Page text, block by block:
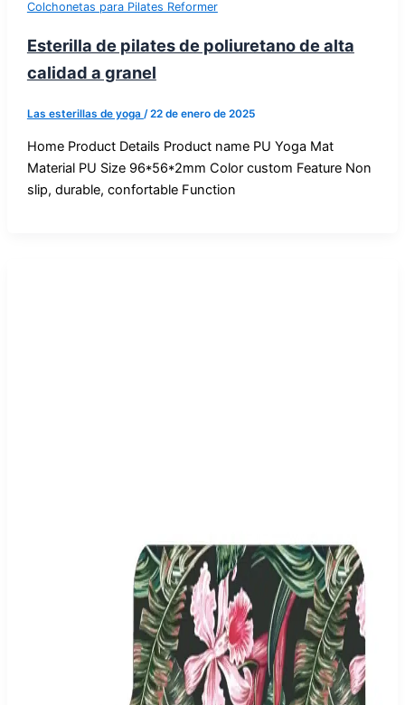
Colchonetas para Pilates Reformer
Esterilla de pilates de poliuretano de alta
calidad a granel
Las esterillas de yoga /22 de enero de 2025
Home Product Details Product name PU Yoga Mat
Material PU Size 96*56*2mm Color custom Feature Non
slip, durable, confortable Function